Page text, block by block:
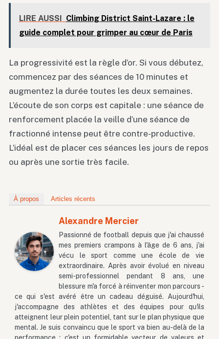
LIRE AUSSI Climbing District Saint-Lazare : le
guide complet pour grimper au cœur de Paris
La progressivité est la règle d’or. Si vous débutez,
commencez par des séances de 10 minutes et
augmentez la durée toutes les deux semaines.
L’écoute de son corps est capitale : une séance de
renforcement placée la veille d’une séance de
fractionné intense peut être contre-productive.
L’idéal est de placer ces séances les jours de repos
ou après une sortie très facile.
À propos Articles récents
Alexandre Mercier
Passionné de football depuis que j'ai chaussé
mes premiers crampons à l'âge de 6 ans, j'ai
vécu le sport comme une école de vie
extraordinaire. Après avoir évolué en niveau
semi-professionnel pendant 8 ans, une
blessure m'a forcé à réinventer mon parcours -
ce qui s'est avéré être un cadeau déguisé. Aujourd'hui,
j'accompagne des athlètes et des équipes pour qu'ils
atteignent leur plein potentiel, tant sur le plan physique que
mental. Je suis convaincu que le sport va bien au-delà de la